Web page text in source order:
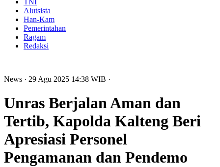
TNI
Alutsista
Han-Kam
Pemerintahan
Ragam
Redaksi
News · 29 Agu 2025 14:38 WIB ·
Unras Berjalan Aman dan
Tertib, Kapolda Kalteng Beri
Apresiasi Personel
Pengamanan dan Pendemo